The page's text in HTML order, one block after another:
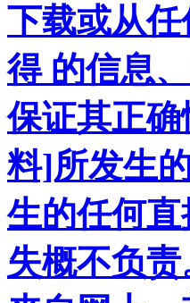
下载或从
得 的信息
保证其正
料]所发生
生的任何
失概不负